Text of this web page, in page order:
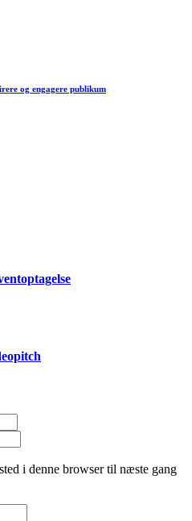
og engagere publikum
i denne browser til næste gang